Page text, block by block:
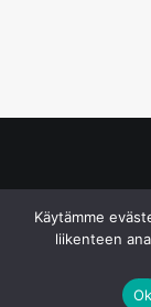
Käytämme
liikenteen
Ok